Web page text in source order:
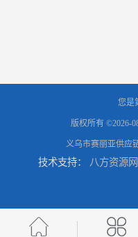
您是
版权所有 ©2026-
义乌市赛丽亚供应
技术支持： 八方资源网